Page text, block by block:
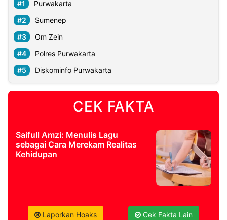
Kabarbaru.co
2026
PT.
Purwakarta
Sumenep
Om Zein
Polres Purwakarta
Diskominfo Purwakarta
CEK FAKTA
Saifull Amzi: Menulis Lagu
sebagai Cara Merekam Realitas
Kehidupan
Laporkan Hoaks Cek Fakta Lain